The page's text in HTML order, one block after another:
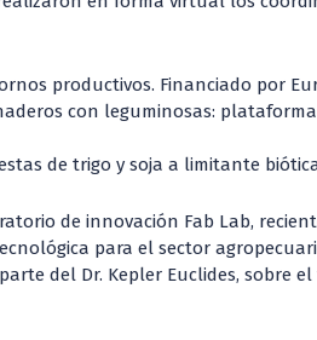
productivos. Financiado por
con leguminosas: plataforma
de trigo y soja a limitante
de innovación Fab Lab,
para el sector
del Dr. Kepler Euclides, sobre